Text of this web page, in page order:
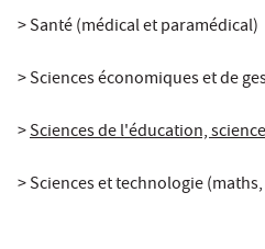
>Santé (médical et paramédical)
>Sciences économiques et de
>Sciences de l'éducation,
>Sciences et technologie